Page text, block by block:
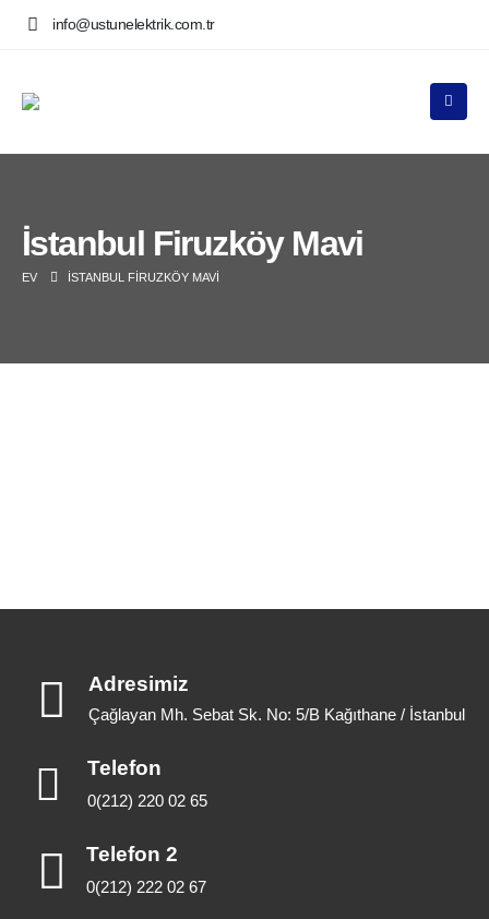
info@ustunelektrik.com.tr
İstanbul Firuzköy Mavi
EV İSTANBUL FIRUZKÖY MAVI
Adresimiz
Çağlayan Mh. Sebat Sk. No: 5/B Kağıthane / İstanbul
Telefon
0(212) 220 02 65
Telefon 2
0(212) 222 02 67